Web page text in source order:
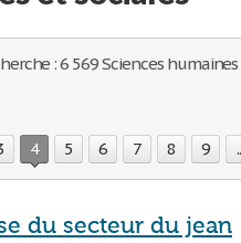
: 6 569 Sciences
4 5 6 7 8 9
du secteur du jean